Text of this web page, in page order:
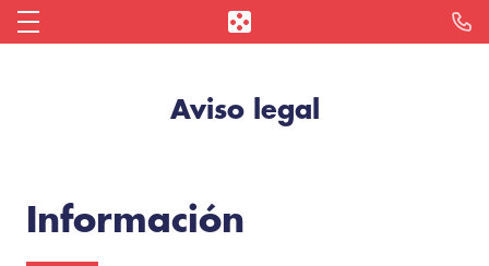
L'Addition Click & Collect
¿Quiénes somos?
Fast Food
Aviso legal
Información